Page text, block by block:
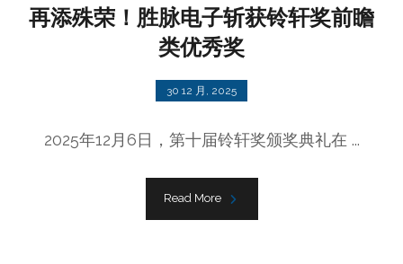
再添殊荣！胜脉电子斩获铃轩奖前瞻
类优秀奖
30 12 月, 2025
2025年12月6日，第十届铃轩奖颁奖典礼在 ...
Read More